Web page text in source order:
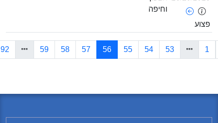
וחיפה
53
54
55
56
(current)
57
58
59
92
»